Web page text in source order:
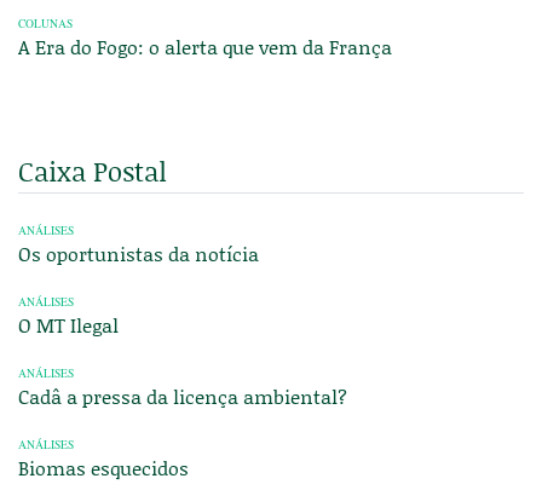
COLUNAS
A Era do Fogo: o alerta que vem da França
Caixa Postal
ANÁLISES
Os oportunistas da notícia
ANÁLISES
O MT Ilegal
ANÁLISES
Cadâ a pressa da licença ambiental?
ANÁLISES
Biomas esquecidos